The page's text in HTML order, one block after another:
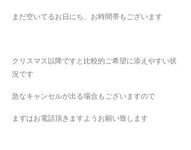
まだ空いてるお日にち、お時間帯もございます
クリスマス以降ですと比較的ご希望に添えやすい状
況です
急なキャンセルが出る場合もございますので
まずはお電話頂きますようお願い致します